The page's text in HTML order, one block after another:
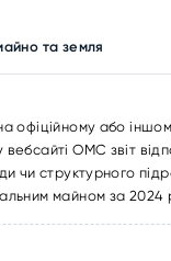
та земля
офіційному або
вебсайті ОМС звіт
чи структурного
майном за 2024